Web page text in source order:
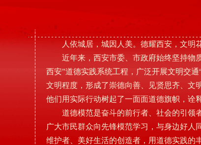
人依城居，城因人美。德耀西安，文明
近年来，西安市委、市政府始终坚持物
西安”道德实践系统工程，广泛开展文明交
文明程度，形成了崇德向善、见贤思齐、文
他们用实际行动树起了一面面道德旗帜，诠
道德模范是奋斗的前行者、社会的引领
广大市民群众向先锋模范学习，与身边好
维护者、美好生活的创造者，用道德实践的